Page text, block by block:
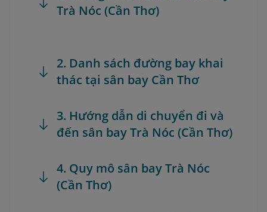
Trà Nóc (Cần Thơ)
2. Danh sách đường bay khai
thác tại sân bay Cần Thơ
3. Hướng dẫn di chuyển đi và
đến sân bay Trà Nóc (Cần Thơ)
4. Quy mô sân bay Trà Nóc
(Cần Thơ)